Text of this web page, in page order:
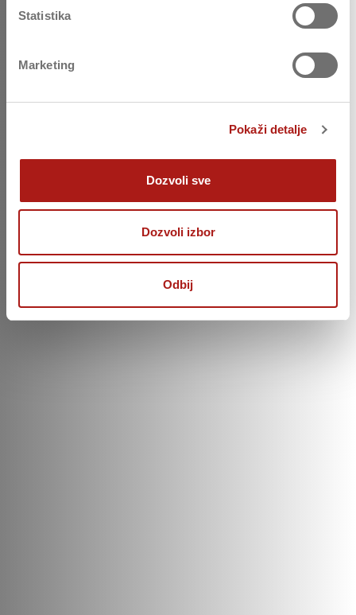
Statistika
Marketing
Pokaži detalje
Dozvoli sve
Dozvoli izbor
Odbij